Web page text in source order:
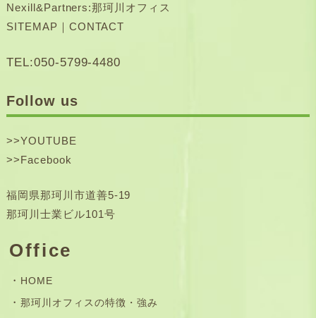
Nexill&Partners:那珂川オフィス
SITEMAP ｜ CONTACT
TEL:050-5799-4480
Follow us
>>YOUTUBE
>>Facebook
福岡県那珂川市道善5-19
那珂川士業ビル101号
Office
HOME
那珂川オフィスの特徴・強み